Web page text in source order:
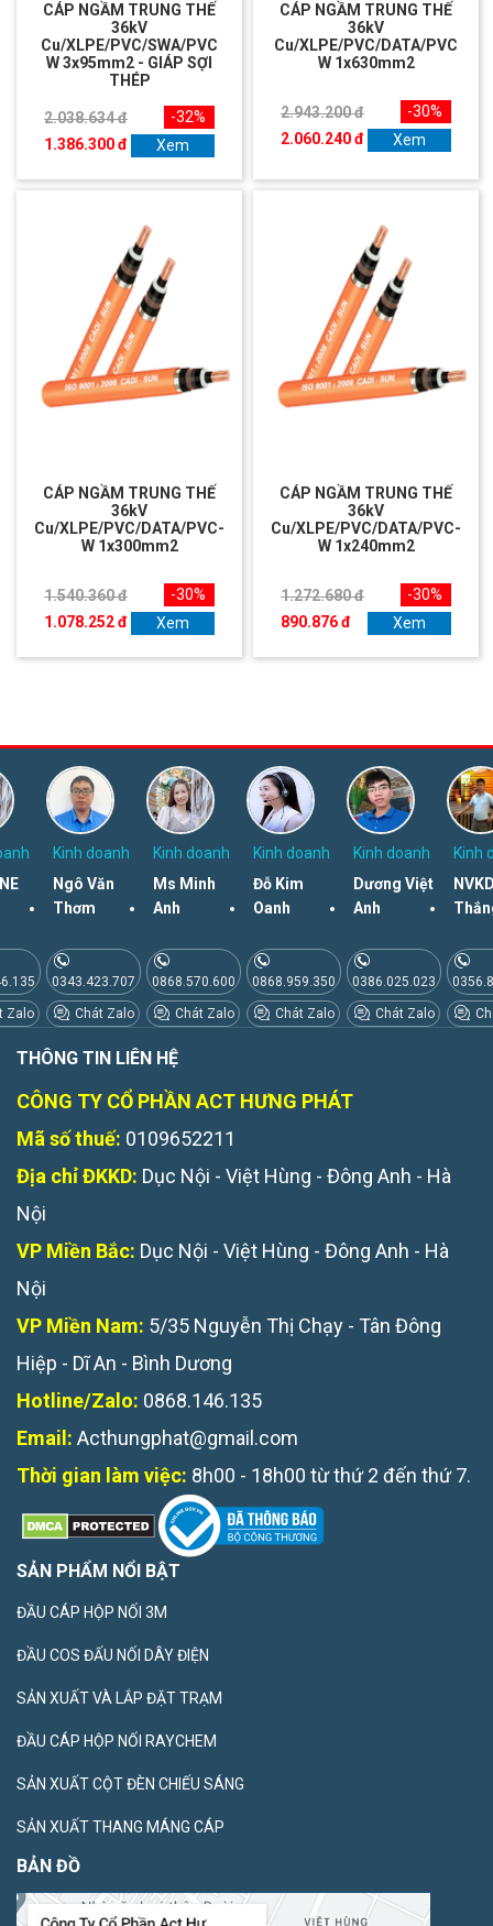
CÁP NGẦM TRUNG THẾ
36kV
Cu/XLPE/PVC/SWA/PVC
W 3x95mm2 - GIÁP SỢI
THÉP
2.038.634 đ
1.386.300 đ
-32%
Xem
CÁP NGẦM TRUNG THẾ
36kV
Cu/XLPE/PVC/DATA/PVC
W 1x630mm2
2.943.200 đ
2.060.240 đ
-30%
Xem
CÁP NGẦM TRUNG THẾ
36kV
Cu/XLPE/PVC/DATA/PVC-
W 1x300mm2
1.540.360 đ
1.078.252 đ
-30%
Xem
CÁP NGẦM TRUNG THẾ
36kV
Cu/XLPE/PVC/DATA/PVC-
W 1x240mm2
1.272.680 đ
890.876 đ
-30%
Xem
Zalo
Kinh doanh
Ngô Văn
Thơm
0343.423.707
Chát Zalo
Kinh doanh
Ms Minh
Anh
0868.570.600
Chát Zalo
Kinh doanh
Đỗ Kim
Oanh
0868.959.350
Chát Zalo
Kinh doanh
Dương Việt
Anh
0386.025.023
Chát Zalo
Kinh
THÔNG TIN LIÊN HỆ
CÔNG TY CỔ PHẦN ACT HƯNG PHÁT
Mã số thuế: 0109652211
Địa chỉ ĐKKD: Dục Nội - Việt Hùng - Đông Anh - Hà
Nội
VP Miền Bắc: Dục Nội - Việt Hùng - Đông Anh - Hà
Nội
VP Miền Nam: 5/35 Nguyễn Thị Chạy - Tân Đông
Hiệp - Dĩ An - Bình Dương
Hotline/Zalo: 0868.146.135
Email: Acthungphat@gmail.com
Thời gian làm việc: 8h00 - 18h00 từ thứ 2 đến thứ 7.
SẢN PHẨM NỔI BẬT
ĐẦU CÁP HỘP NỐI 3M
ĐẦU COS ĐẤU NỐI DÂY ĐIỆN
SẢN XUẤT VÀ LẮP ĐẶT TRẠM
ĐẦU CÁP HỘP NỐI RAYCHEM
SẢN XUẤT CỘT ĐÈN CHIẾU SÁNG
SẢN XUẤT THANG MÁNG CÁP
BẢN ĐỒ